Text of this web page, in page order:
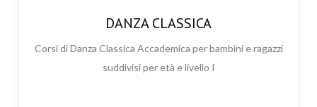
DANZA CLASSICA
Corsi di Danza Classica Accademica per bambini e ragazzi
suddivisi per età e livello I